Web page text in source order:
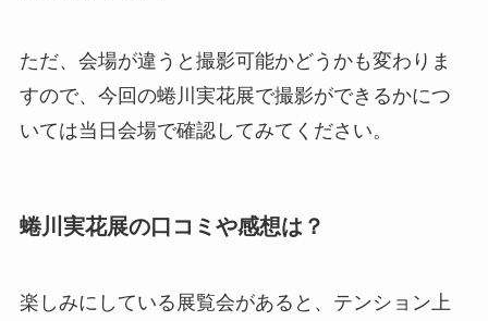
ただ、会場が違うと撮影可能かどうかも変わりま
すので、今回の蜷川実花展で撮影ができるかにつ
いては当日会場で確認してみてください。
蜷川実花展の口コミや感想は？
楽しみにしている展覧会があると、テンション上